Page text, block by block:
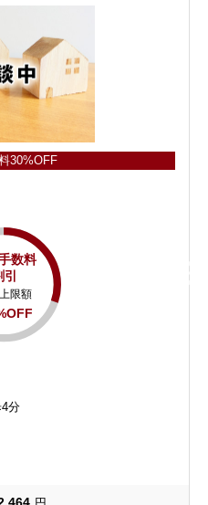
30%OFF
数料
引
限額
分
円